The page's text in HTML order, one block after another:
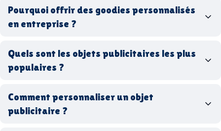
Pourquoi offrir des goodies personnalisés
en entreprise ?
Quels sont les objets publicitaires les plus
populaires ?
stylos personnalisés
tote bags publicitaires
gourdes réutilisables
Comment personnaliser un objet
publicitaire ?